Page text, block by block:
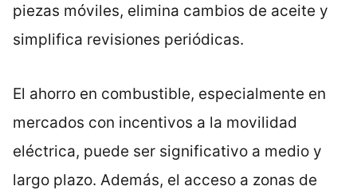
piezas móviles, elimina cambios de aceite y
simplifica revisiones periódicas.
El ahorro en combustible, especialmente en
mercados con incentivos a la movilidad
eléctrica, puede ser significativo a medio y
largo plazo. Además, el acceso a zonas de